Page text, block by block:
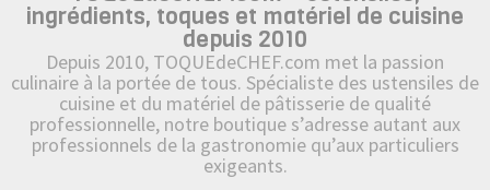
ingrédients, toques et matériel de cuisine
depuis 2010
Depuis 2010, TOQUEdeCHEF.com met la passion
culinaire à la portée de tous. Spécialiste des ustensiles de
cuisine et du matériel de pâtisserie de qualité
professionnelle, notre boutique s’adresse autant aux
professionnels de la gastronomie qu’aux particuliers
exigeants.